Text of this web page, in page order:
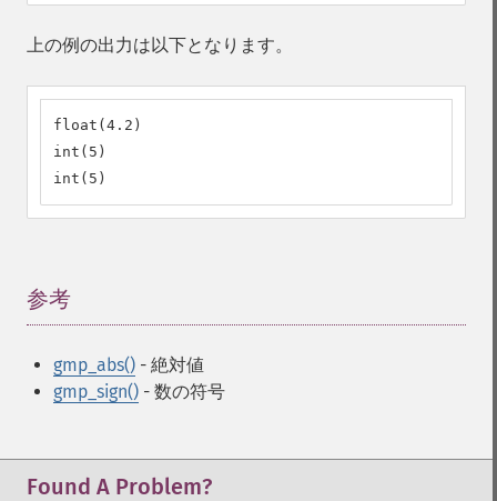
上の例の出力は以下となります。
float(4.2)
int(5)
int(5)
参考
gmp_abs() - 絶対値
gmp_sign() - 数の符号
Found A Problem?